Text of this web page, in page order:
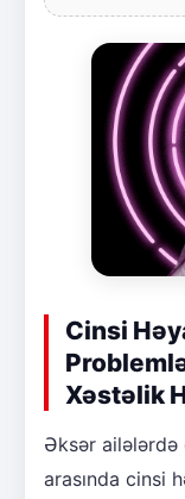
Cinsi
Xəstəlik
Əksər
arasında cinsi